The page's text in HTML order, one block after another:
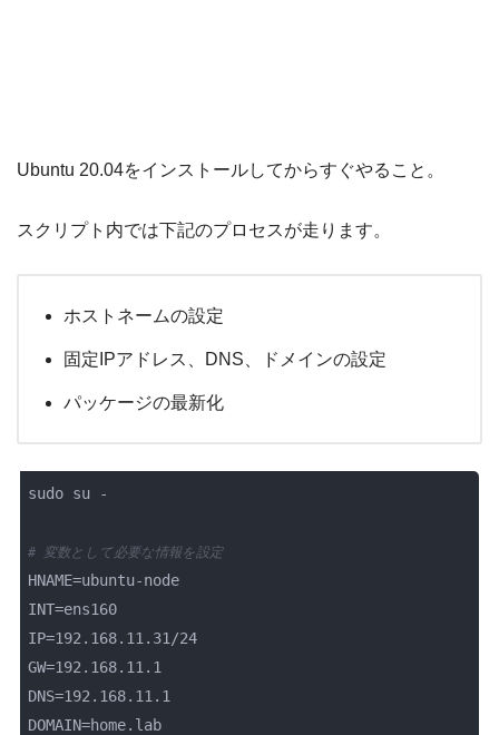
Ubuntu 20.04をインストールしてからすぐやること。
スクリプト内では下記のプロセスが走ります。
ホストネームの設定
固定IPアドレス、DNS、ドメインの設定
パッケージの最新化
sudo su -
# 変数として必要な情報を設定
HNAME=ubuntu-node
INT=ens160
IP=192.168.11.31/24
GW=192.168.11.1
DNS=192.168.11.1
DOMAIN=home.lab